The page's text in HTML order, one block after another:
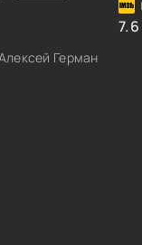
Герман
7.6